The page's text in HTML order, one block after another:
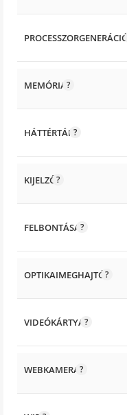
PROCESSZORGENERÁCIÓ
MEMÓRIA
HÁTTÉRTÁR
KIJELZŐ
FELBONTÁSA
OPTIKAIMEGHAJTÓ
VIDEÓKÁRTYA
WEBKAMERA